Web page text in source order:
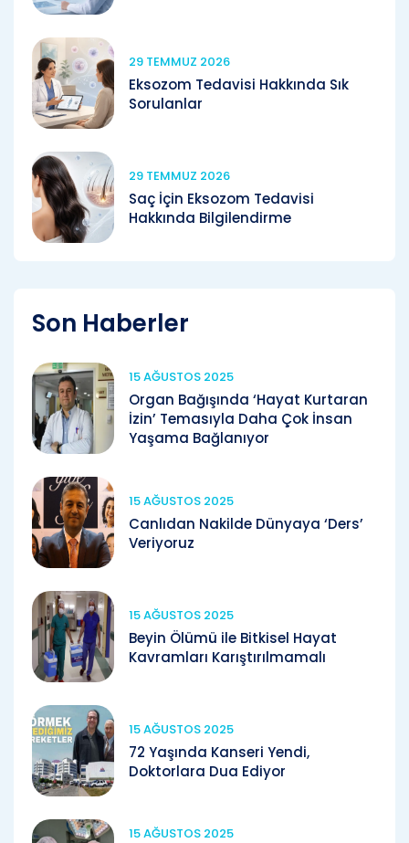
29 TEMMUZ 2026
Eksozom Tedavisi Hakkında Sık
Sorulanlar
29 TEMMUZ 2026
Saç İçin Eksozom Tedavisi
Hakkında Bilgilendirme
Son Haberler
15 AĞUSTOS 2025
Organ Bağışında ‘Hayat Kurtaran
İzin’ Temasıyla Daha Çok İnsan
Yaşama Bağlanıyor
15 AĞUSTOS 2025
Canlıdan Nakilde Dünyaya ‘Ders’
Veriyoruz
15 AĞUSTOS 2025
Beyin Ölümü ile Bitkisel Hayat
Kavramları Karıştırılmamalı
15 AĞUSTOS 2025
72 Yaşında Kanseri Yendi,
Doktorlara Dua Ediyor
15 AĞUSTOS 2025